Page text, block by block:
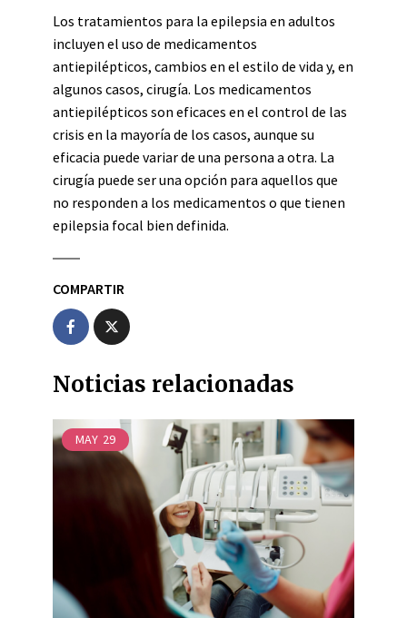
Los tratamientos para la epilepsia en adultos
incluyen el uso de medicamentos
antiepilépticos, cambios en el estilo de vida y, en
algunos casos, cirugía. Los medicamentos
antiepilépticos son eficaces en el control de las
crisis en la mayoría de los casos, aunque su
eficacia puede variar de una persona a otra. La
cirugía puede ser una opción para aquellos que
no responden a los medicamentos o que tienen
epilepsia focal bien definida.
COMPARTIR
Noticias relacionadas
MAY 29